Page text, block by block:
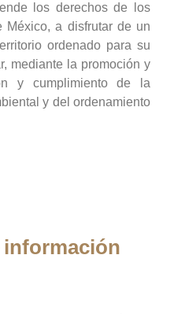
los derechos de los
México, a disfrutar de un
ordenado para su
mediante la promoción y
y cumplimiento de la
y del ordenamiento
información